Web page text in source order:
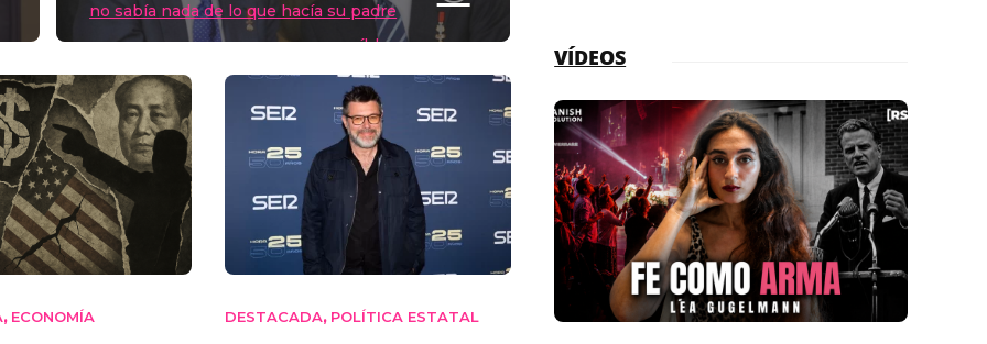
no sabía nada de lo que hacía su padre
y eso no es creíble»
, ECONOMÍA DESTACADA, POLÍTICA ESTATAL DESTACADA DESTACADA
VÍDEOS